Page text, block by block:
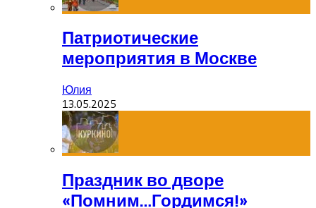
Патриотические
мероприятия в Москве
Юлия
13.05.2025
Праздник во дворе
«Помним…Гордимся!»